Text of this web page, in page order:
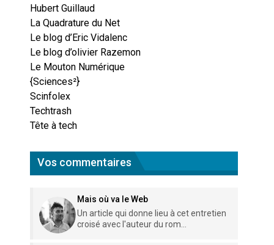
Hubert Guillaud
La Quadrature du Net
Le blog d’Eric Vidalenc
Le blog d’olivier Razemon
Le Mouton Numérique
{Sciences²}
Scinfolex
Techtrash
Tête à tech
Vos commentaires
Mais où va le Web
Un article qui donne lieu à cet entretien
croisé avec l'auteur du rom...